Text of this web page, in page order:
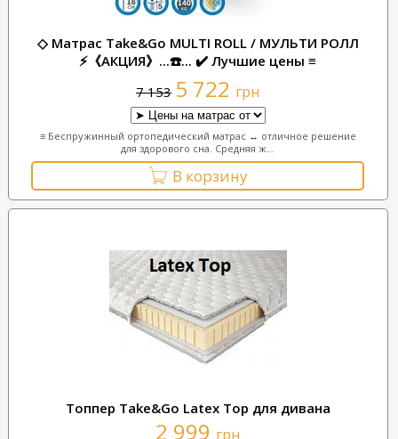
◇ Матрас Take&Go MULTI ROLL / МУЛЬТИ РОЛЛ
⚡《АКЦИЯ》...☎️... ✔️ Лучшие цены ≡
7 153 5 722 грн
≡ Беспружинный ортопедический матрас ↔ отличное решение
для здорового сна. Средняя ж...
В корзину
Топпер Таke&Go Latex Top для дивана
2 999 грн